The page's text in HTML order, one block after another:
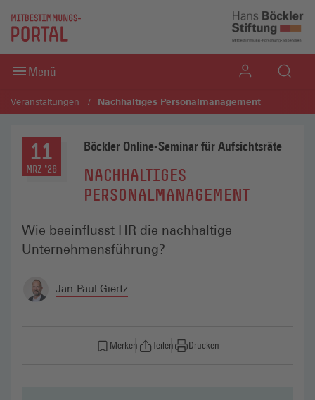
Direkt zum Inhaltsbereich
Direkt zum Fußbereich
Menü
Veranstaltungen Nachhaltiges Personalmanagement
Jetzt anmelden
11
MRZ '26
Böckler Online-Seminar für Aufsichtsräte
NACHHALTIGES
PERSONALMANAGEMENT
Wie beeinflusst HR die nachhaltige
Unternehmensführung?
Jan-Paul Giertz
Merken Teilen Drucken